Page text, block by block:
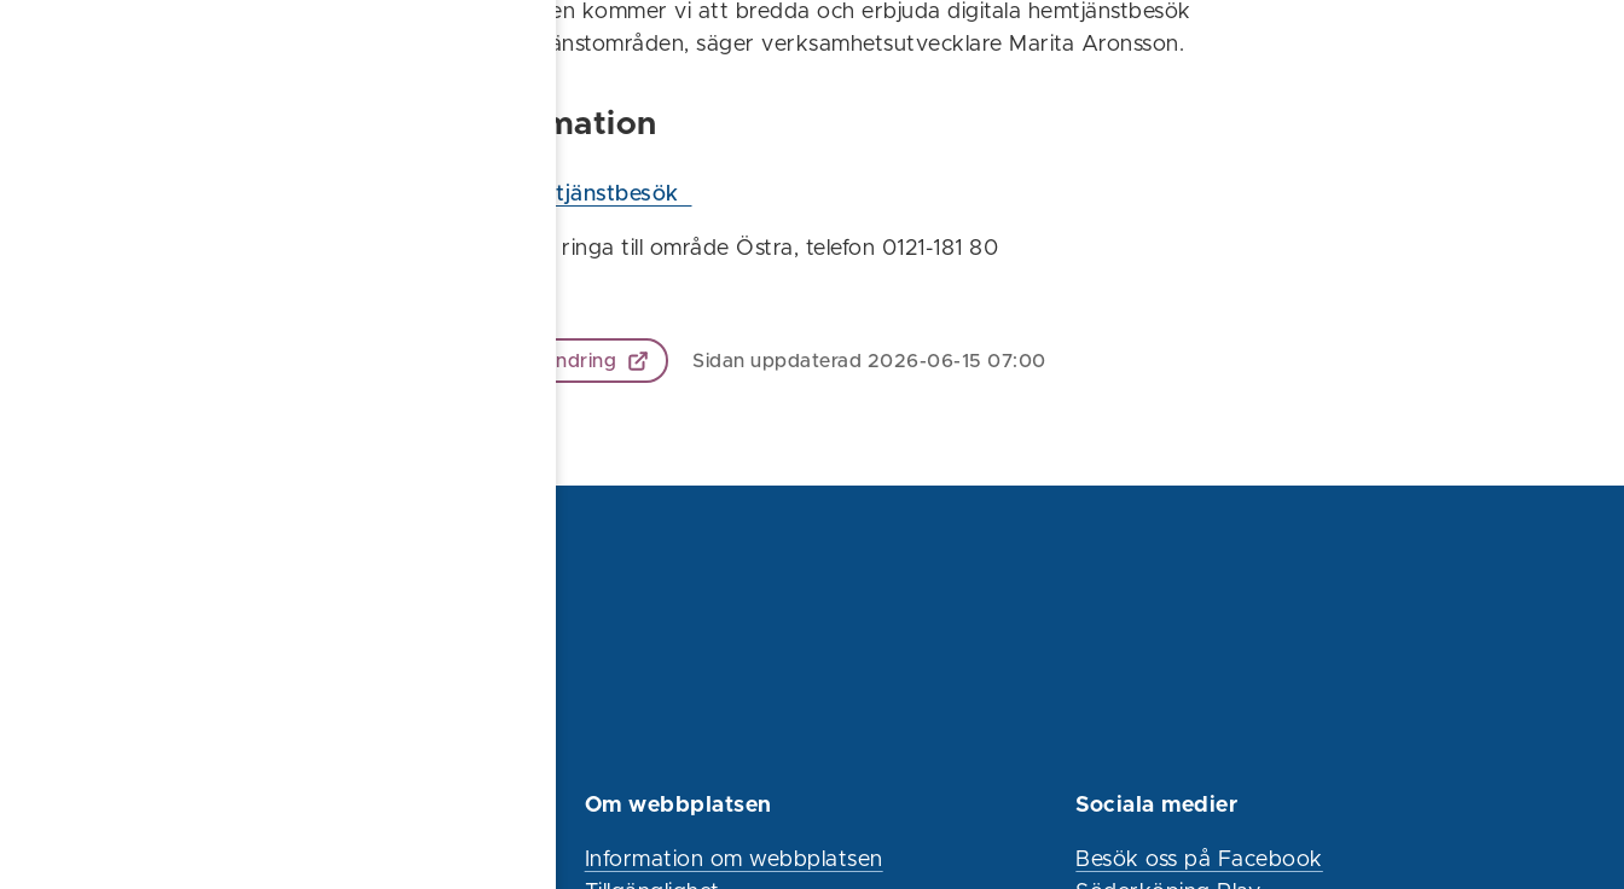
- Efter sommaren kommer vi att bredda och erbjuda digitala hemtjänstbesök
inom alla hemtjänstområden, säger verksamhetsutvecklare Marita Aronsson.
Mer information
Digitala hemtjänstbesök
Du kan även ringa till område Östra, telefon 0121-181 80
Föreslå en ändring Sidan uppdaterad 2026-06-15 07:00
Om webbplatsen
Information om webbplatsen
Sociala medier
Besök oss på Facebook